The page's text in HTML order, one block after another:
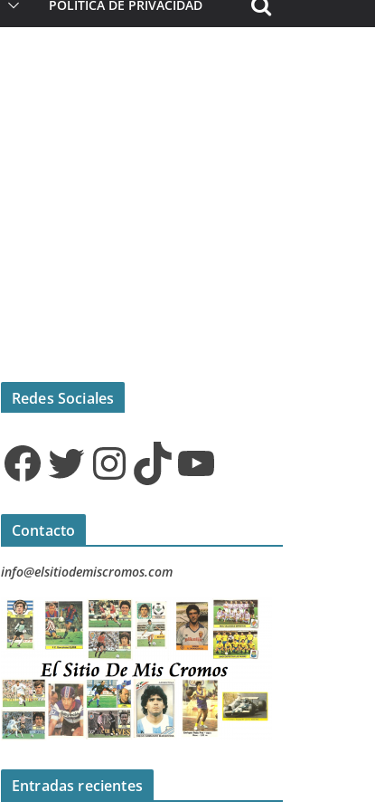
POLÍTICA DE PRIVACIDAD
Redes Sociales
Facebook Twitter InstagramTikTok YouTube
Contacto
info@elsitiodemiscromos.com
Entradas recientes